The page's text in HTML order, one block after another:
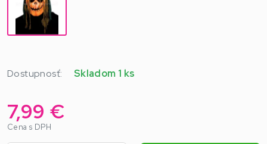
Dostupnosť: Skladom 1 ks
7,99 €
Cena s DPH